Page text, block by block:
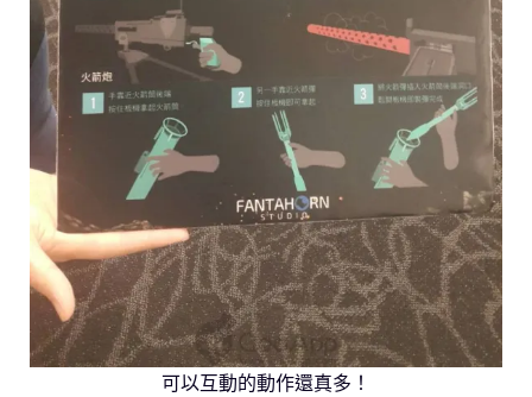
可以互動的動作還真多！